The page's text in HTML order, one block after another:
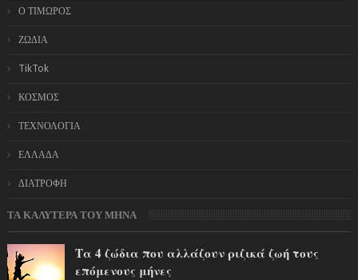
Ο ΤΙΜΩΡΟΣ
ΖΩΔΙΑ
TikTok
ΚΟΣΜΟΣ
ΤΕΧΝΟΛΟΓΙΑ
ΕΛΛΑΔΑ
ΔΙΑΤΡΟΦΗ
ΤΑ ΚΑΛΥΤΕΡΑ ΤΟΥ ΜΗΝΑ
Τα 4 ζώδια που αλλάζουν ριζικά ζωή τους
επόμενους μήνες